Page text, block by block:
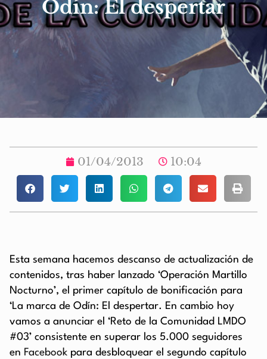
Odín: El despertar
01/04/2013 10:04
Esta semana hacemos descanso de actualización de
contenidos, tras haber lanzado ‘Operación Martillo
Nocturno’, el primer capítulo de bonificación para
‘La marca de Odín: El despertar. En cambio hoy
vamos a anunciar el ‘Reto de la Comunidad LMDO
#03’ consistente en superar los 5.000 seguidores
en Facebook para desbloquear el segundo capítulo